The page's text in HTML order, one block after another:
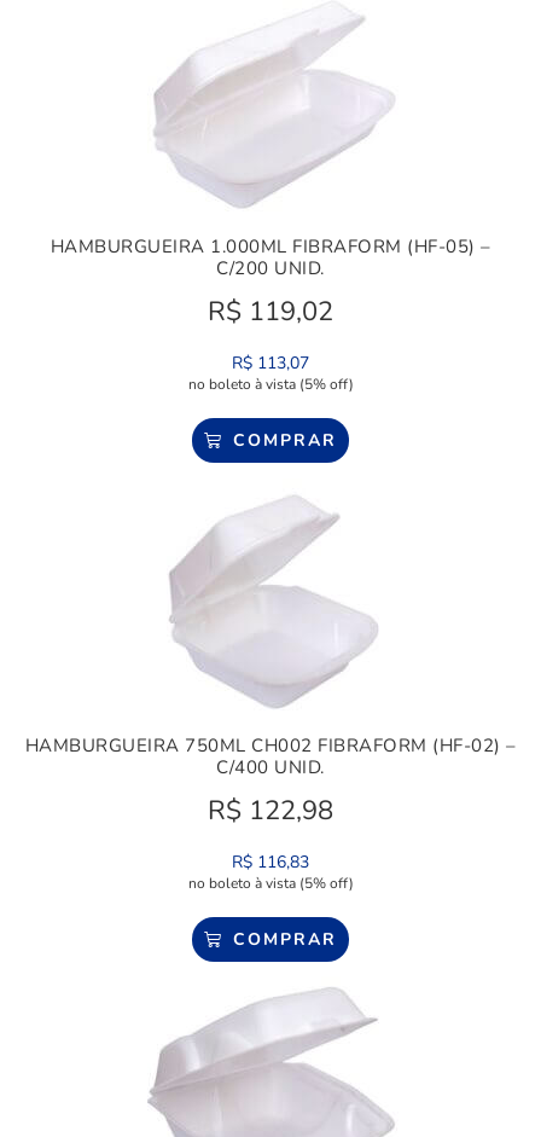
HAMBURGUEIRA 1.000ML FIBRAFORM (HF-05) –
C/200 UNID.
R$ 119,02
R$ 113,07
no boleto à vista (5% off)
COMPRAR
HAMBURGUEIRA 750ML CH002 FIBRAFORM (HF-02) –
C/400 UNID.
R$ 122,98
R$ 116,83
no boleto à vista (5% off)
COMPRAR